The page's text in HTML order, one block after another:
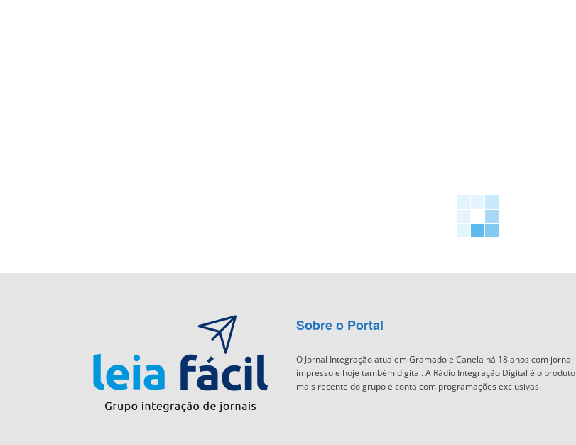
Sobre o Portal
O Jornal Integração atua em Gramado e Canela há 18 anos com jornal
impresso e hoje também digital. A Rádio Integração Digital é o produto
mais recente do grupo e conta com programações exclusivas.